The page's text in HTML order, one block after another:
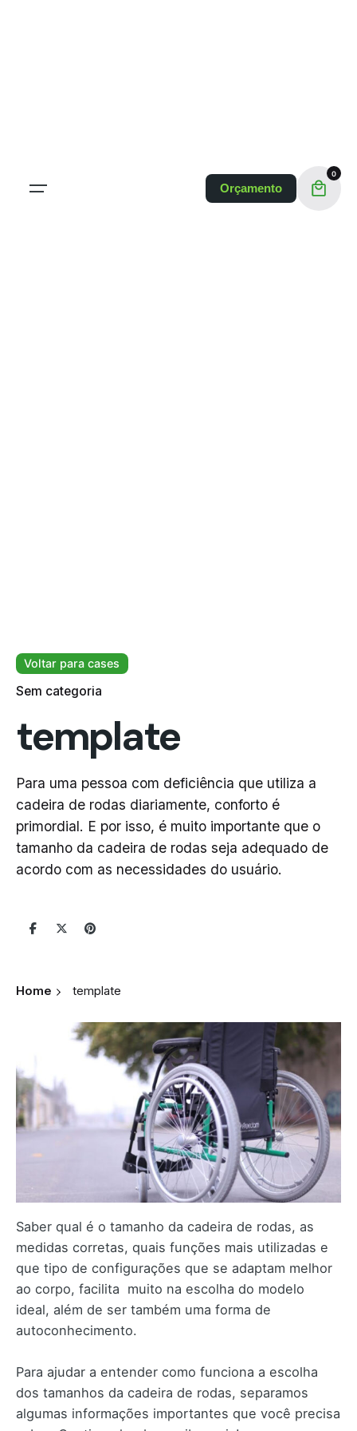
Orçamento
0
Voltar para cases
Sem categoria
template
Para uma pessoa com deficiência que utiliza a
cadeira de rodas diariamente, conforto é
primordial. E por isso, é muito importante que o
tamanho da cadeira de rodas seja adequado de
acordo com as necessidades do usuário.
Home template
Saber qual é o tamanho da cadeira de rodas, as
medidas corretas, quais funções mais utilizadas e
que tipo de configurações que se adaptam melhor
ao corpo, facilita muito na escolha do modelo
ideal, além de ser também uma forma de
autoconhecimento.
Para ajudar a entender como funciona a escolha
dos tamanhos da cadeira de rodas, separamos
algumas informações importantes que você precisa